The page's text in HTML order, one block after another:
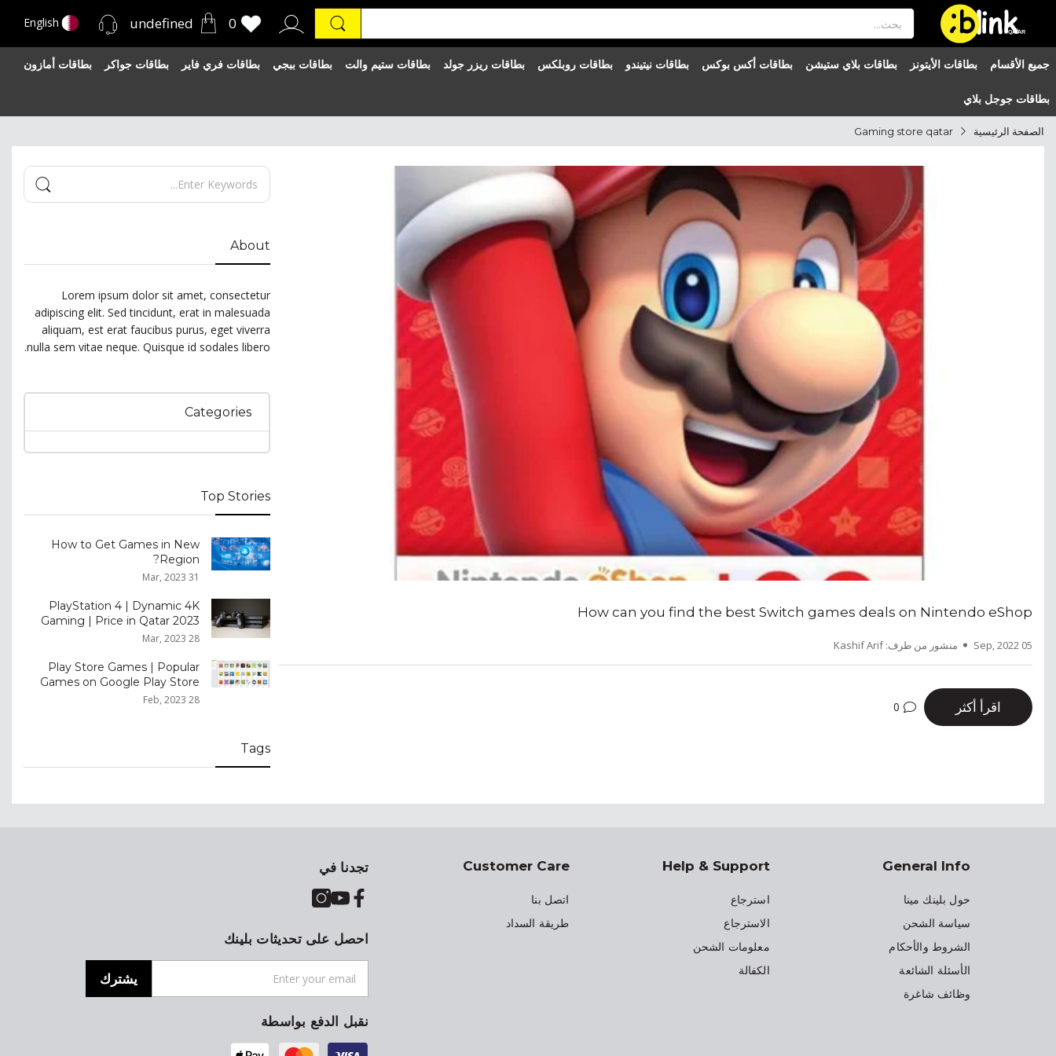
®
QATAR
0
undefined
English
جميع الأقسام بطاقات الأيتونز بطاقات بلاي ستيشن بطاقات أكس بوكس بطاقات نيتيندو بطاقات روبلكس بطاقات ريزر جولد بطاقات ستيم والت بطاقات ببجي بطاقات فري فاير بطاقات جواكر بطاقات أمازون
بطاقات جوجل بلاي
الصفحة الرئيسية Gaming store qatar
How can you find the best Switch games deals on Nintendo eShop
05 Sep, 2022 منشور من طرف: Kashif Arif
اقرأ أكثر 0
About
Lorem ipsum dolor sit amet, consectetur
adipiscing elit. Sed tincidunt, erat in malesuada
aliquam, est erat faucibus purus, eget viverra
nulla sem vitae neque. Quisque id sodales libero.
Categories
Top Stories
How to Get Games in New
Region?
31 Mar, 2023
PlayStation 4 | Dynamic 4K
Gaming | Price in Qatar 2023
28 Mar, 2023
Play Store Games | Popular
Games on Google Play Store
28 Feb, 2023
Tags
General Info
حول بلينك مينا
سياسة الشحن
الشروط والأحكام
الأسئلة الشائعة
وظائف شاغرة
Help & Support
استرجاع
الاسترجاع
معلومات الشحن
الكفالة
Customer Care
اتصل بنا
طريقة السداد
تجدنا في
احصل على تحديثات بلينك
يشترك
نقبل الدفع بواسطة